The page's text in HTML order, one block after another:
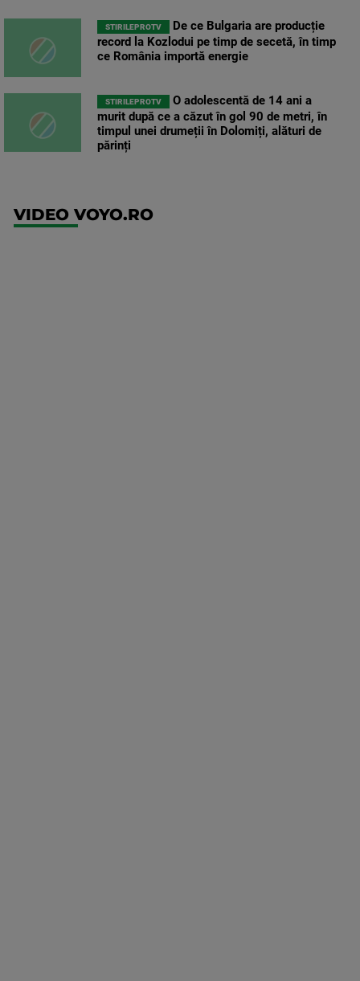
STIRILEPROTV
De ce Bulgaria are producție
record la Kozlodui pe timp de secetă, în timp
ce România importă energie
STIRILEPROTV
O adolescentă de 14 ani a
murit după ce a căzut în gol 90 de metri, în
timpul unei drumeții în Dolomiți, alături de
părinți
VIDEO VOYO.RO